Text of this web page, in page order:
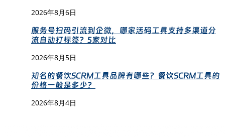
2026年8月6日
服务号扫码引流到企微，哪家活码工具支持多渠道分
流自动打标签？5家对比
2026年8月5日
知名的餐饮SCRM工具品牌有哪些？餐饮SCRM工具的
价格一般是多少？
2026年8月4日